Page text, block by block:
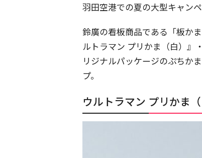
羽田空港での夏の大型キャン
鈴廣の看板商品である「板か
ルトラマン プリかま（白）』
リジナルパッケージのぷちか
プ。
ウルトラマン プリかま（